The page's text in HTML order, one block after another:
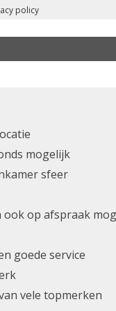
policy
mogelijk
sfeer
ook op afspraak
goede service
vele topmerken